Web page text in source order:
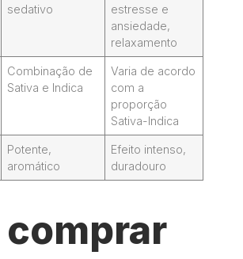
sedativo
estresse e
ansiedade,
relaxamento
Combinação de
Sativa e Indica
Varia de acordo
com a
proporção
Sativa-Indica
Potente,
aromático
Efeito intenso,
duradouro
comprar